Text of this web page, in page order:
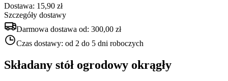
Dostawa: 15,90 zł
Szczegóły dostawy
Darmowa dostawa od: 300,00 zł
Czas dostawy: od 2 do 5 dni roboczych
Składany stół ogrodowy okrągły